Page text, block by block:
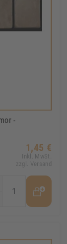
-
1,45 €
Inkl. MwSt.
zzgl. Versand